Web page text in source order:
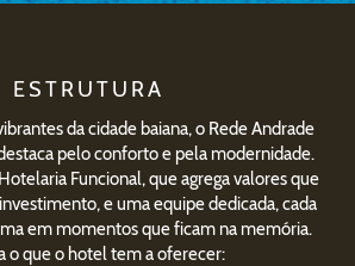
ESTRUTURA
da cidade baiana, o Rede Andrade
pelo conforto e pela modernidade.
Funcional, que agrega valores que
e uma equipe dedicada, cada
em momentos que ficam na memória.
o que o hotel tem a oferecer: